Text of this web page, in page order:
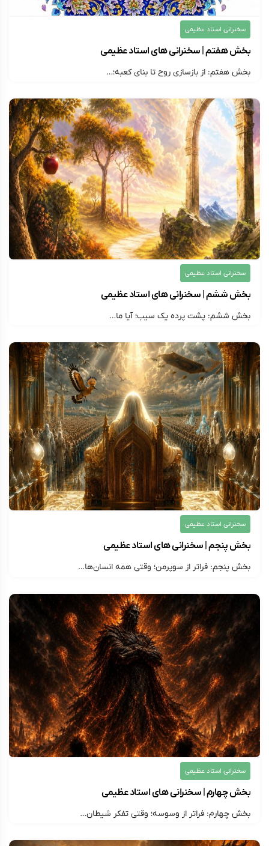
سخنرانی استاد عظیمی
بخش هفتم | سخنرانی های استاد عظیمی
بخش هفتم: از بازسازی روح تا بنای کعبه؛…
۱۴۰۵/۰۳/۱۳ ارسال شده توسطmontazer313 141 بازدید
سخنرانی استاد عظیمی
بخش ششم | سخنرانی های استاد عظیمی
بخش ششم: پشت پرده یک سیب؛ آیا ما…
۱۴۰۵/۰۳/۱۳ ارسال شده توسطmontazer313 154 بازدید
سخنرانی استاد عظیمی
بخش پنجم | سخنرانی های استاد عظیمی
بخش پنجم: فراتر از سوپرمن؛ وقتی همه انسان‌ها…
۱۴۰۵/۰۳/۱۳ ارسال شده توسطmontazer313 141 بازدید
سخنرانی استاد عظیمی
بخش چهارم | سخنرانی های استاد عظیمی
بخش چهارم: فراتر از وسوسه؛ وقتی تفکر شیطان…
۱۴۰۵/۰۳/۱۳ ارسال شده توسطmontazer313 149 بازدید